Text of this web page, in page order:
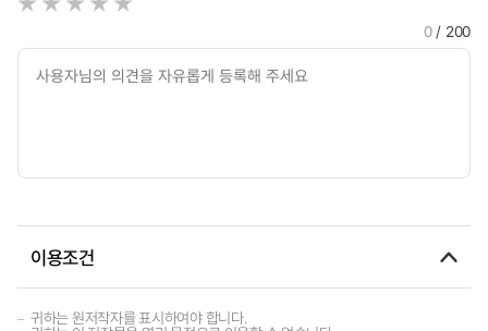
0/ 200
이용조건
귀하는 원저작자를 표시하여야 합니다.